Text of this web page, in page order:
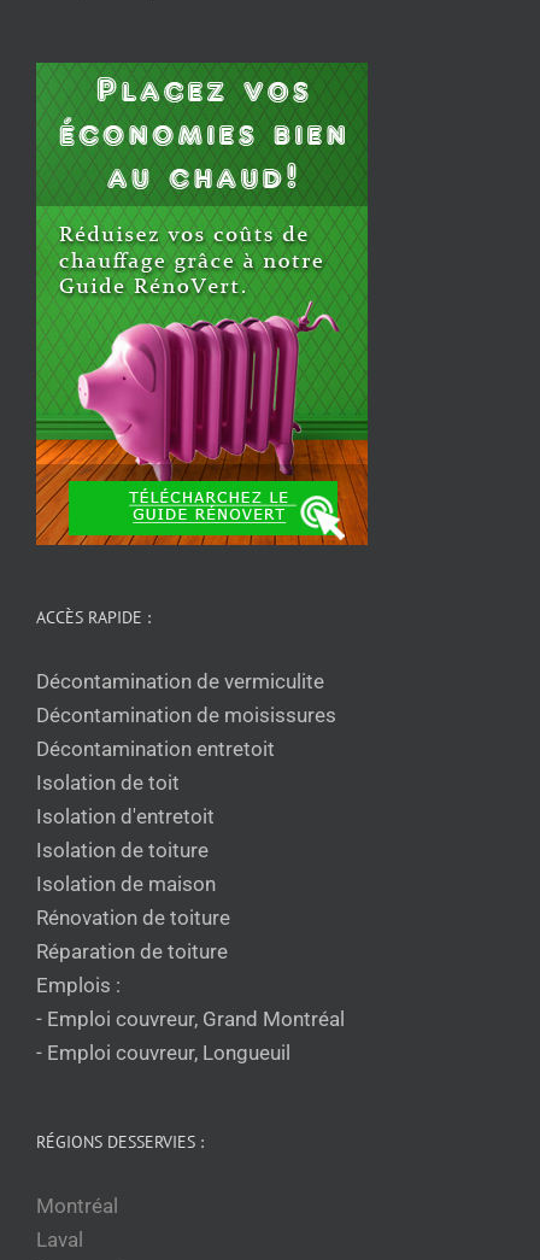
ACCÈS RAPIDE :
Décontamination de vermiculite
Décontamination de moisissures
Décontamination entretoit
Isolation de toit
Isolation d'entretoit
Isolation de toiture
Isolation de maison
Rénovation de toiture
Réparation de toiture
Emplois :
- Emploi couvreur, Grand Montréal
- Emploi couvreur, Longueuil
RÉGIONS DESSERVIES :
Montréal
Laval